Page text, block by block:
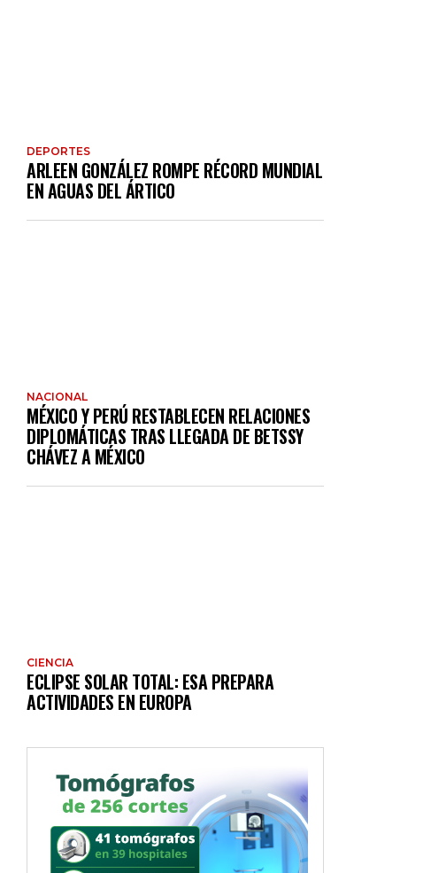
DEPORTES
ARLEEN GONZÁLEZ ROMPE RÉCORD MUNDIAL
EN AGUAS DEL ÁRTICO
NACIONAL
MÉXICO Y PERÚ RESTABLECEN RELACIONES
DIPLOMÁTICAS TRAS LLEGADA DE BETSSY
CHÁVEZ A MÉXICO
CIENCIA
ECLIPSE SOLAR TOTAL: ESA PREPARA
ACTIVIDADES EN EUROPA